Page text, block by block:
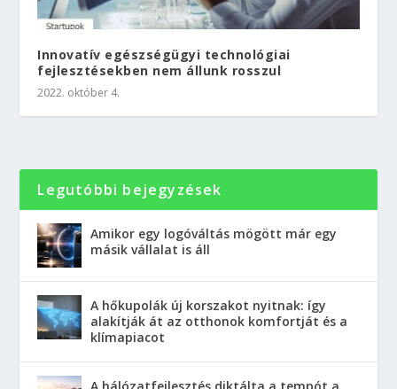
Innovatív egészségügyi technológiai
fejlesztésekben nem állunk rosszul
2022. október 4.
Legutóbbi bejegyzések
Amikor egy logóváltás mögött már egy
másik vállalat is áll
A hőkupolák új korszakot nyitnak: így
alakítják át az otthonok komfortját és a
klímapiacot